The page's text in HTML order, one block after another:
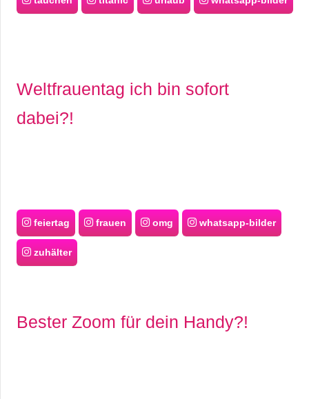
Weltfrauentag ich bin sofort
dabei?!
feiertag frauen omg whatsapp-bilder
zuhälter
Bester Zoom für dein Handy?!